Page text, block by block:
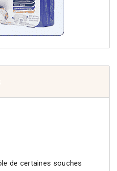
de certaines souches